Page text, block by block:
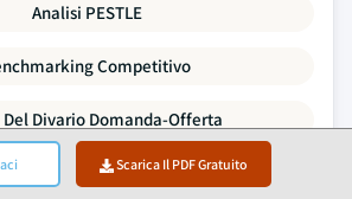
Scarica Il PDF Gratuito
Analisi PESTLE
Competitivo
Divario Domanda-Offerta
Tendenze Dei Prezzi